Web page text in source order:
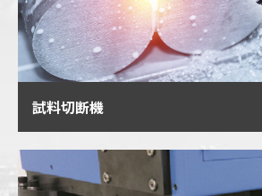
試料切断機